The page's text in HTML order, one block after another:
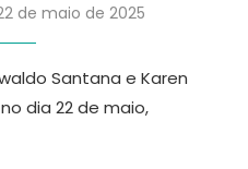
de maio de 2025
Santana e Karen
dia 22 de maio,